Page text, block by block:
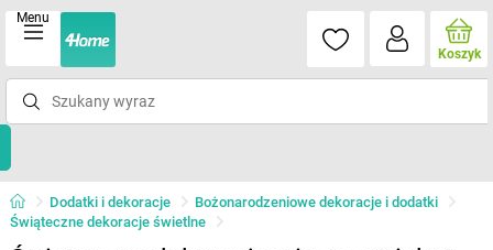
Menu
Koszyk
Dodatki i dekoracje
Bożonarodzeniowe dekoracje i dodatki
Świąteczne dekoracje świetlne